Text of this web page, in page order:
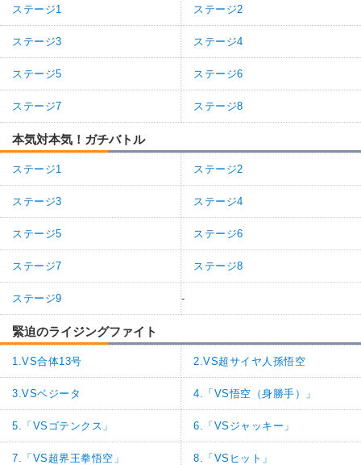
ステージ1 ステージ2
ステージ3 ステージ4
ステージ5 ステージ6
ステージ7 ステージ8
本気対本気！ガチバトル
ステージ1 ステージ2
ステージ3 ステージ4
ステージ5 ステージ6
ステージ7 ステージ8
ステージ9 -
緊迫のライジングファイト
1.VS合体13号 2.VS超サイヤ人孫悟空
3.VSベジータ 4.「VS悟空（身勝手）」
5.「VSゴテンクス」 6.「VSジャッキー」
7.「VS超界王拳悟空」 8.「VSヒット」